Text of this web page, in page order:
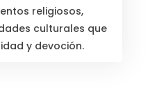
religiosos,
culturales que
y devoción.